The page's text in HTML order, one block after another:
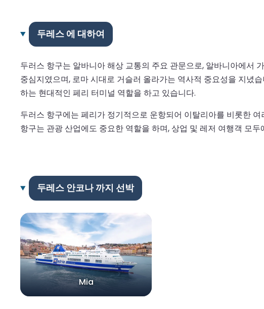
두레스 에 대하여
두러스 항구는 알바니아 해상 교통의 주요 관문으로, 알바니아에서
중심지였으며, 로마 시대로 거슬러 올라가는 역사적 중요성을 지녔
하는 현대적인 페리 터미널 역할을 하고 있습니다.
두러스 항구에는 페리가 정기적으로 운항되어 이탈리아를 비롯한
항구는 관광 산업에도 중요한 역할을 하며, 상업 및 레저 여행객 모
두레스 안코나 까지 선박
Mia